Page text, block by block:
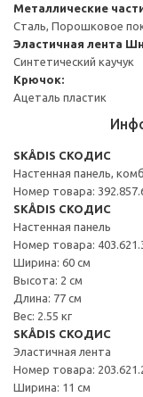
Металлические
Сталь, Порошковое
Эластичная лента
Синтетический каучук
Крючок:
Ацеталь пластик
SKÅDIS СКОДИС
Настенная панель,
Номер товара:
SKÅDIS СКОДИС
Настенная панель
Номер товара:
Ширина: 60 см
Высота: 2 см
Длина: 77 см
Вес: 2.55 кг
SKÅDIS СКОДИС
Эластичная лента
Номер товара:
Ширина: 11 см